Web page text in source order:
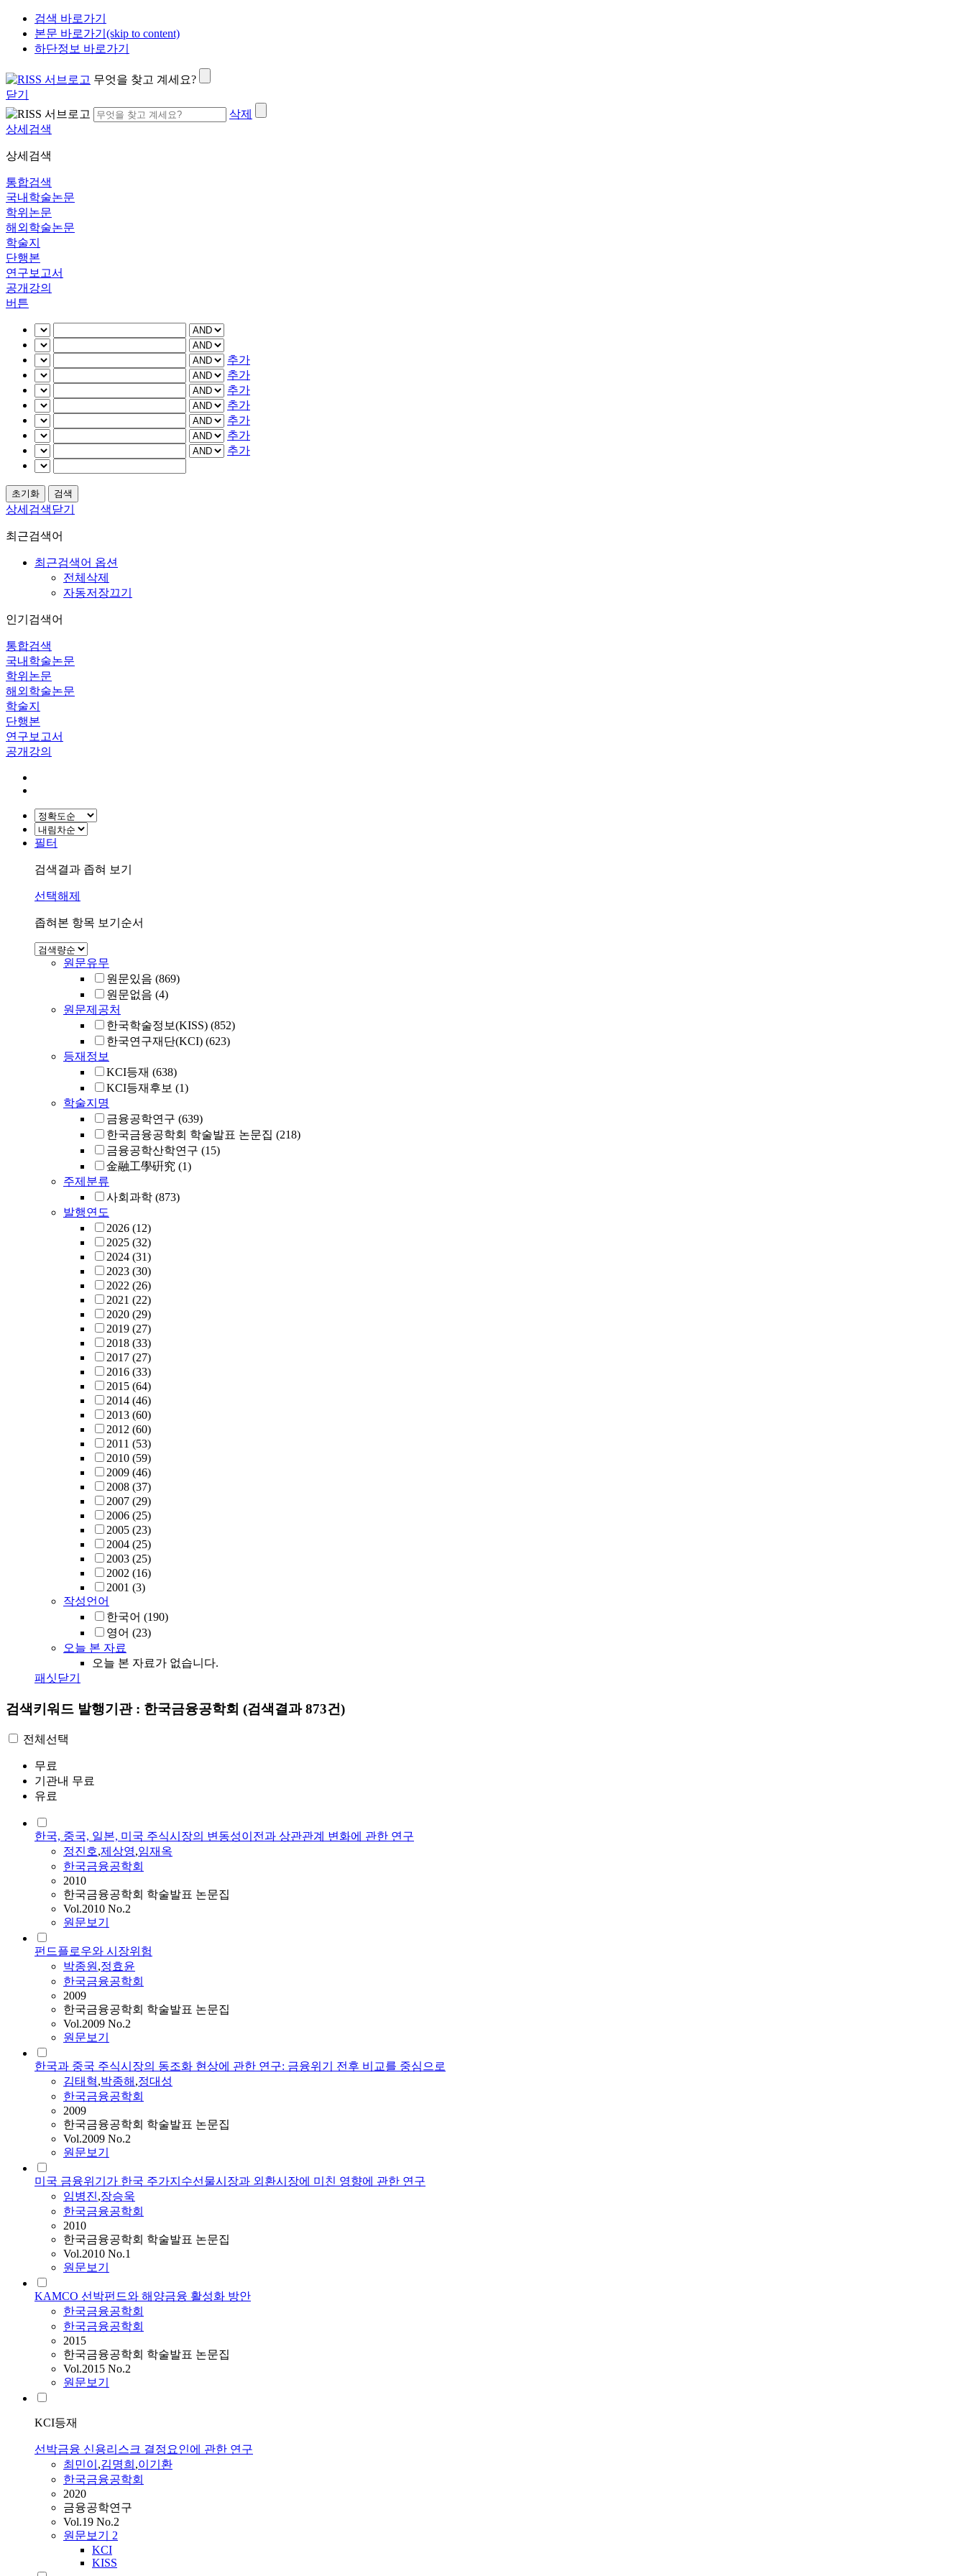
검색 바로가기
본문 바로가기(skip to content)
하단정보 바로가기
무엇을 찾고 계세요?
닫기
삭제
상세검색
상세검색
통합검색
국내학술논문
학위논문
해외학술논문
학술지
단행본
연구보고서
공개강의
버튼
추가
추가
추가
추가
추가
추가
추가
상세검색닫기
최근검색어
최근검색어 옵션
전체삭제
자동저장끄기
인기검색어
통합검색
국내학술논문
학위논문
해외학술논문
학술지
단행본
연구보고서
공개강의
필터
검색결과 좁혀 보기
선택해제
좁혀본 항목 보기순서
원문유무
원문있음 (869)
원문없음 (4)
원문제공처
한국학술정보(KISS) (852)
한국연구재단(KCI) (623)
등재정보
KCI등재 (638)
KCI등재후보 (1)
학술지명
금융공학연구 (639)
한국금융공학회 학술발표 논문집 (218)
금융공학산학연구 (15)
金融工學硏究 (1)
주제분류
사회과학 (873)
발행연도
2026 (12)
2025 (32)
2024 (31)
2023 (30)
2022 (26)
2021 (22)
2020 (29)
2019 (27)
2018 (33)
2017 (27)
2016 (33)
2015 (64)
2014 (46)
2013 (60)
2012 (60)
2011 (53)
2010 (59)
2009 (46)
2008 (37)
2007 (29)
2006 (25)
2005 (23)
2004 (25)
2003 (25)
2002 (16)
2001 (3)
작성언어
한국어 (190)
영어 (23)
오늘 본 자료
오늘 본 자료가 없습니다.
패싯닫기
검색키워드 발행기관 : 한국금융공학회 (검색결과 873건)
전체선택
무료
기관내 무료
유료
한국, 중국, 일본, 미국 주식시장의 변동성이전과 상관관계 변화에 관한 연구
정진호,제상영,임재옥
한국금융공학회
2010
한국금융공학회 학술발표 논문집
Vol.2010 No.2
원문보기
펀드플로우와 시장위험
박종원,정효윤
한국금융공학회
2009
한국금융공학회 학술발표 논문집
Vol.2009 No.2
원문보기
한국과 중국 주식시장의 동조화 현상에 관한 연구: 금융위기 전후 비교를 중심으로
김태혁,박종해 ,정대성
한국금융공학회
2009
한국금융공학회 학술발표 논문집
Vol.2009 No.2
원문보기
미국 금융위기가 한국 주가지수선물시장과 외환시장에 미친 영향에 관한 연구
임병진,장승욱
한국금융공학회
2010
한국금융공학회 학술발표 논문집
Vol.2010 No.1
원문보기
KAMCO 선박펀드와 해양금융 활성화 방안
한국금융공학회
한국금융공학회
2015
한국금융공학회 학술발표 논문집
Vol.2015 No.2
원문보기
KCI등재
선박금융 신용리스크 결정요인에 관한 연구
최민이 ,김명희 ,이기환
한국금융공학회
2020
금융공학연구
Vol.19 No.2
원문보기 2
KCI
KISS